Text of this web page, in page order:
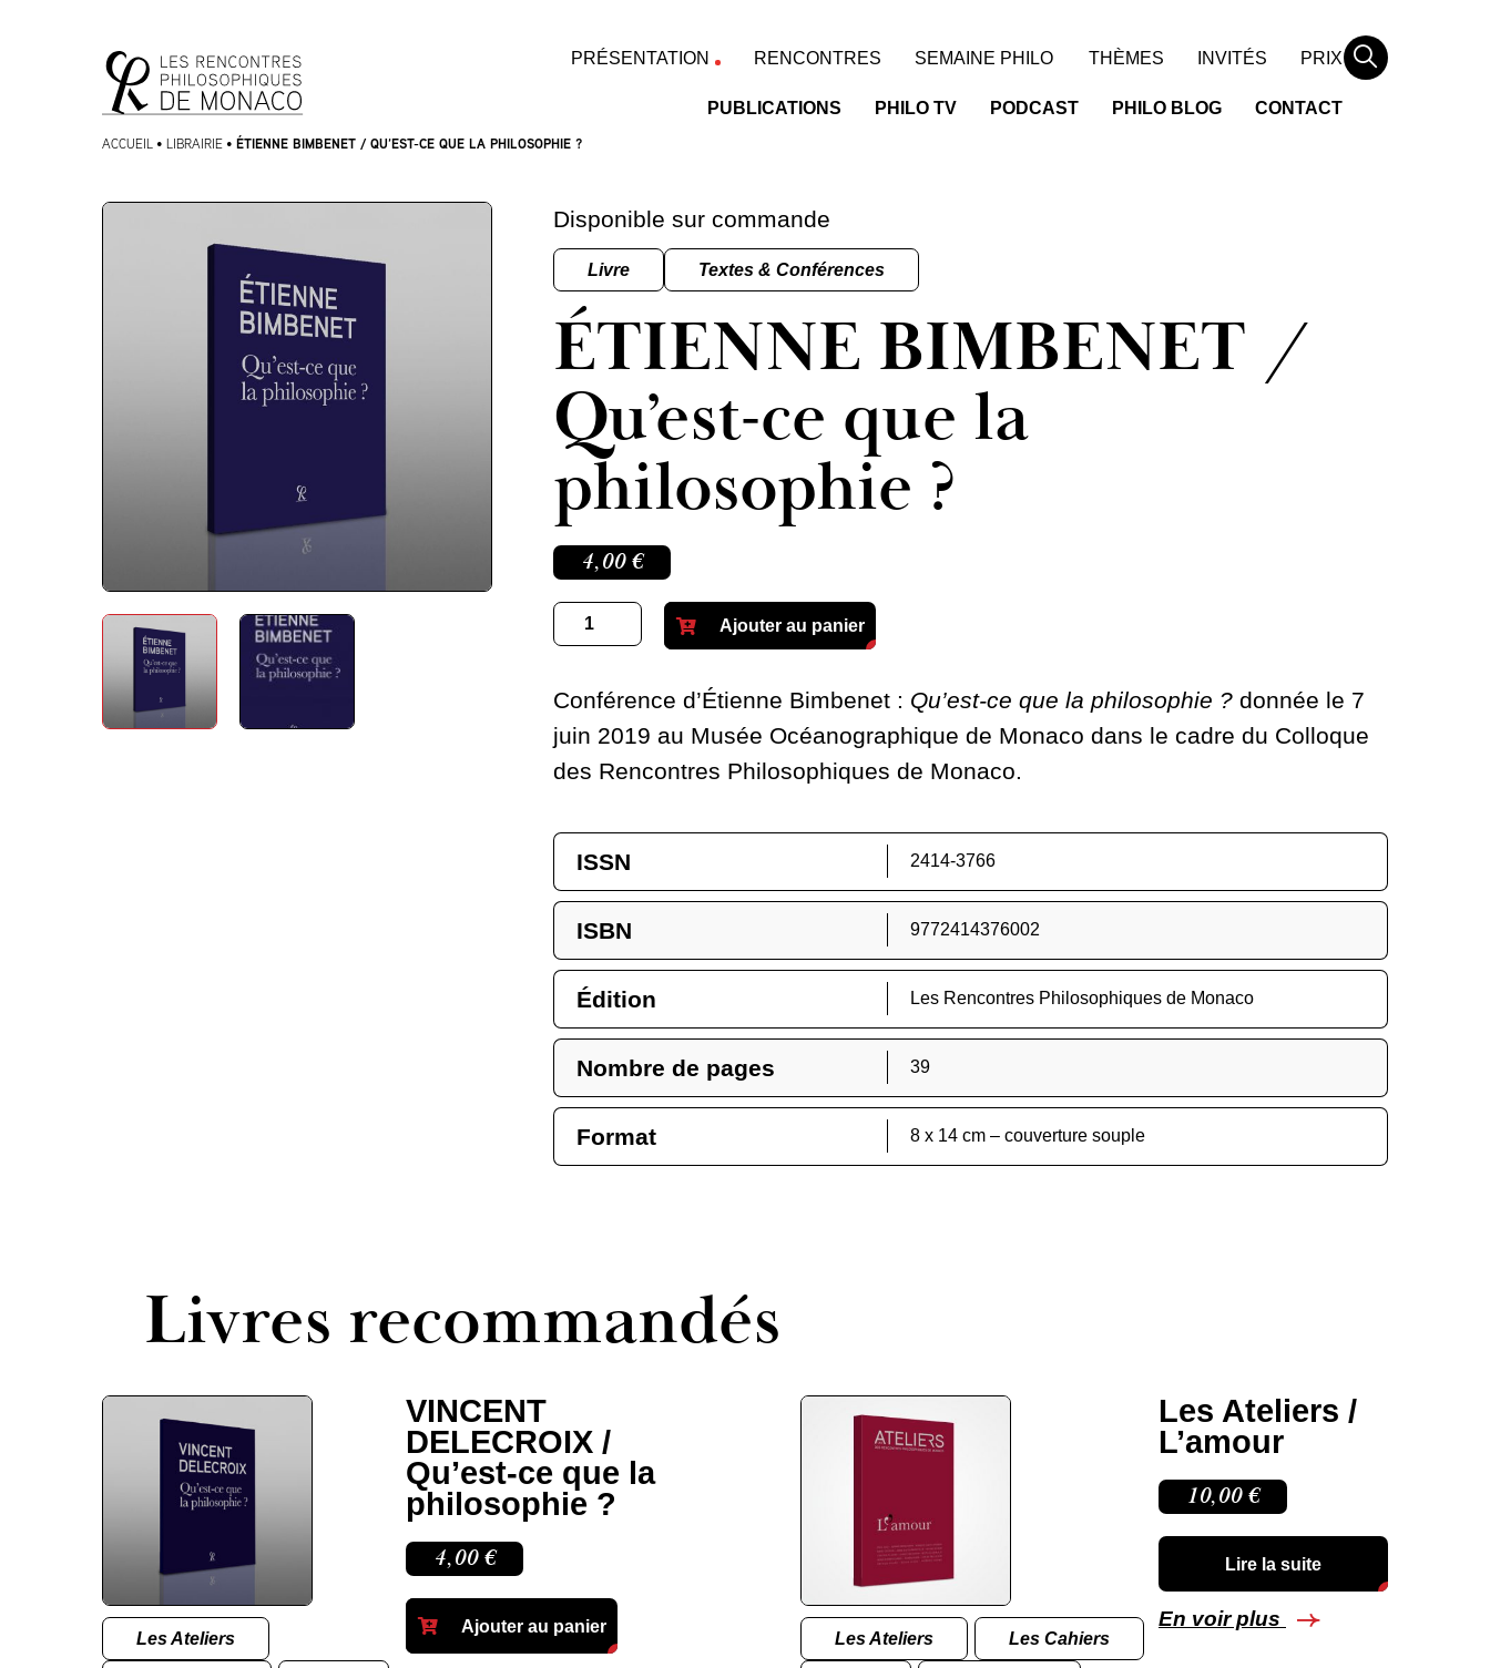
contenu
PRÉSENTATION RENCONTRES SEMAINE PHILO THÈMES INVITÉS PRIX
PUBLICATIONS PHILO TV PODCAST PHILO BLOG CONTACT
Rechercher
ACCUEIL • LIBRAIRIE • ÉTIENNE BIMBENET / QU’EST-CE QUE LA PHILOSOPHIE ?
ÉTIENNE BIMBENET /
Qu’est-ce que la
philosophie ?
4,00 €
Conférence d’Étienne Bimbenet : Qu’est-ce que la philosophie ? donnée le 7
juin 2019 au Musée Océanographique de Monaco dans le cadre du Colloque
des Rencontres Philosophiques de Monaco.
Disponible sur commande
quantité
ÉTIENNE
Qu'est-
ce
que
la
Ajouter au panier
Livre Textes & Conférences
ISSN 2414-3766
ISBN 9772414376002
Édition Les Rencontres Philosophiques de Monaco
Nombre de pages 39
Format 8 x 14 cm – couverture souple
Livres recommandés
Les Ateliers
VINCENT
DELECROIX /
Qu’est-ce que la
philosophie ?
4,00 €
Ajouter au panier
Les Ateliers Les Cahiers
Les Ateliers /
L’amour
10,00 €
Lire la suite
En voir plus